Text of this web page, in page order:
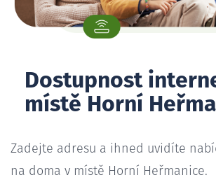
Dostupnost
místě Horní
Zadejte adresu a ihned uvidíte
na doma v místě Horní Heřmanice.